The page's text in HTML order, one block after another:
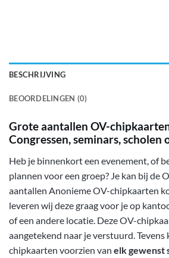
BESCHRIJVING
BEOORDELINGEN (0)
Grote aantallen OV-
Congressen, seminars, scholen
Heb je binnenkort een evenement, of
plannen voor een groep? Je kan bij de
aantallen Anonieme OV-chipkaarten
leveren wij deze graag voor je op
of een andere locatie. Deze OV-
aangetekend naar je verstuurd. Tevens
chipkaarten voorzien van elk gewenst